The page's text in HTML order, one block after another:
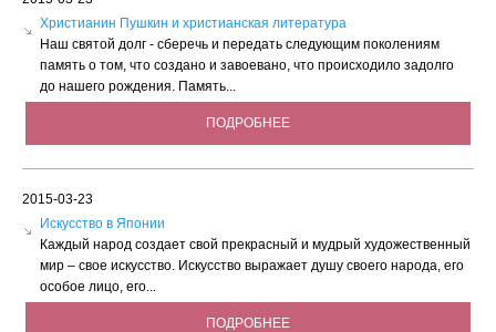
Христианин Пушкин и христианская литература
Наш святой долг - сберечь и передать следующим поколениям
память о том, что создано и завоевано, что происходило задолго
до нашего рождения. Память...
ПОДРОБНЕЕ
2015-03-23
Искусство в Японии
Каждый народ создает свой прекрасный и мудрый художественный
мир – свое искусство. Искусство выражает душу своего народа, его
особое лицо, его...
ПОДРОБНЕЕ